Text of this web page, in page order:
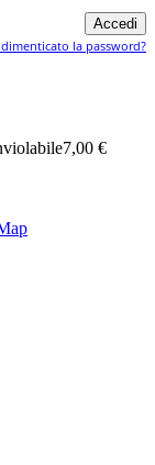
dimenticato la password?
7,00 €